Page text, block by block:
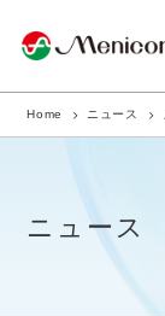
企業情報
商品サイト
Home ニュース
ニュース